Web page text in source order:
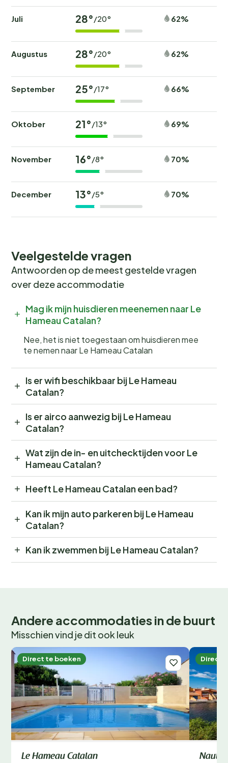
Juli 28°/20° 62%
Augustus 28°/20° 62%
September 25°/17° 66%
Oktober 21°/13° 69%
November 16°/8° 70%
December 13°/5° 70%
Veelgestelde vragen
Antwoorden op de meest gestelde vragen
over deze accommodatie
Mag ik mijn huisdieren meenemen naar Le
Hameau Catalan?
Nee, het is niet toegestaan om huisdieren mee
te nemen naar Le Hameau Catalan
Is er wifi beschikbaar bij Le Hameau
Catalan?
Is er airco aanwezig bij Le Hameau
Catalan?
Wat zijn de in- en uitchecktijden voor Le
Hameau Catalan?
Heeft Le Hameau Catalan een bad?
Kan ik mijn auto parkeren bij Le Hameau
Catalan?
Kan ik zwemmen bij Le Hameau Catalan?
Andere accommodaties in de buurt
Misschien vind je dit ook leuk
Direct te boeken
Le Hameau Catalan
Direct